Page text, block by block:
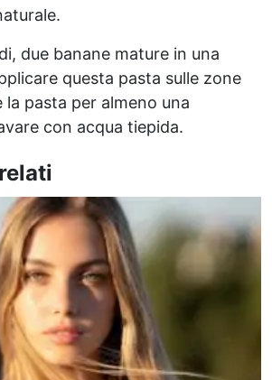
due banane mature in una
questa pasta sulle zone
la pasta per almeno una
con acqua tiepida.